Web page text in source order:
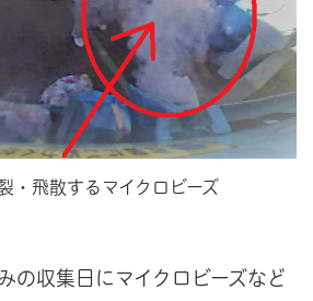
飛散するマイクロビーズ
の収集日にマイクロビーズなど